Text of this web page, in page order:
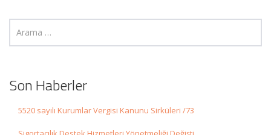
Son Haberler
5520 sayılı Kurumlar Vergisi Kanunu Sirküleri /73